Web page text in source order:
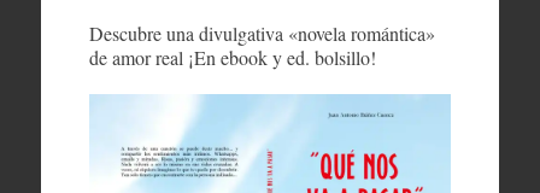
Descubre una divulgativa «novela romántica»
de amor real ¡En ebook y ed. bolsillo!